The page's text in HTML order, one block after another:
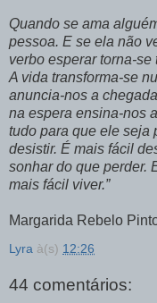
Quando se ama
pessoa. E se ela não
verbo esperar torna-se
A vida transforma-se
anuncia-nos a
na espera ensina-nos
tudo para que ele seja
desistir. É mais fácil
sonhar do que perder.
mais fácil viver.”
Margarida Rebelo
Lyra à(s) 12:26
44 comentários: